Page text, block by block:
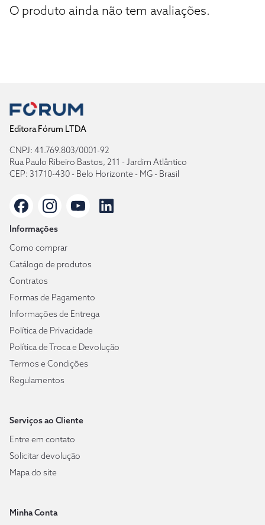
O produto ainda não tem avaliações.
Editora Fórum LTDA
CNPJ: 41.769.803/0001-92
Rua Paulo Ribeiro Bastos, 211 - Jardim Atlântico
CEP: 31710-430 - Belo Horizonte - MG - Brasil
Informações
Como comprar
Catálogo de produtos
Contratos
Formas de Pagamento
Informações de Entrega
Política de Privacidade
Política de Troca e Devolução
Termos e Condições
Regulamentos
Serviços ao Cliente
Entre em contato
Solicitar devolução
Mapa do site
Minha Conta